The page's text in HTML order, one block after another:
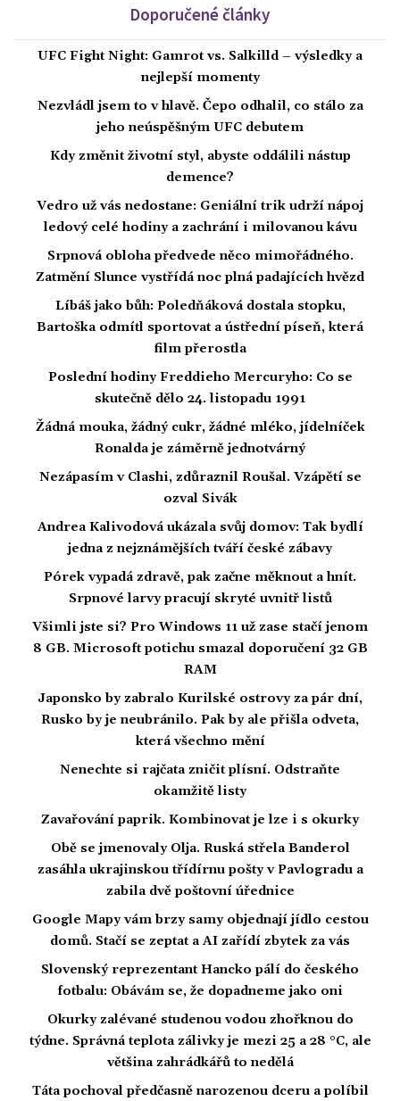
Doporučené články
UFC Fight Night: Gamrot vs. Salkilld – výsledky a
nejlepší momenty
Nezvládl jsem to v hlavě. Čepo odhalil, co stálo za
jeho neúspěšným UFC debutem
Kdy změnit životní styl, abyste oddálili nástup
demence?
Vedro už vás nedostane: Geniální trik udrží nápoj
ledový celé hodiny a zachrání i milovanou kávu
Srpnová obloha předvede něco mimořádného.
Zatmění Slunce vystřídá noc plná padajících hvězd
Líbáš jako bůh: Poledňáková dostala stopku,
Bartoška odmítl sportovat a ústřední píseň, která
film přerostla
Poslední hodiny Freddieho Mercuryho: Co se
skutečně dělo 24. listopadu 1991
Žádná mouka, žádný cukr, žádné mléko, jídelníček
Ronalda je záměrně jednotvárný
Nezápasím v Clashi, zdůraznil Roušal. Vzápětí se
ozval Sivák
Andrea Kalivodová ukázala svůj domov: Tak bydlí
jedna z nejznámějších tváří české zábavy
Pórek vypadá zdravě, pak začne měknout a hnít.
Srpnové larvy pracují skryté uvnitř listů
Všimli jste si? Pro Windows 11 už zase stačí jenom
8 GB. Microsoft potichu smazal doporučení 32 GB
RAM
Japonsko by zabralo Kurilské ostrovy za pár dní,
Rusko by je neubránilo. Pak by ale přišla odveta,
která všechno mění
Nenechte si rajčata zničit plísní. Odstraňte
okamžitě listy
Zavařování paprik. Kombinovat je lze i s okurky
Obě se jmenovaly Olja. Ruská střela Banderol
zasáhla ukrajinskou třídírnu pošty v Pavlogradu a
zabila dvě poštovní úřednice
Google Mapy vám brzy samy objednají jídlo cestou
domů. Stačí se zeptat a AI zařídí zbytek za vás
Slovenský reprezentant Hancko pálí do českého
fotbalu: Obávám se, že dopadneme jako oni
Okurky zalévané studenou vodou zhořknou do
týdne. Správná teplota zálivky je mezi 25 a 28 °C, ale
většina zahrádkářů to nedělá
Táta pochoval předčasně narozenou dceru a políbil